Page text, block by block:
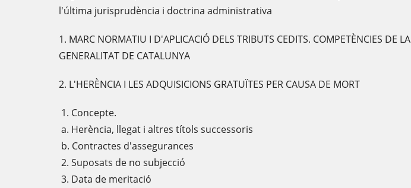
l'última jurisprudència i doctrina administrativa
1. MARC NORMATIU I D'APLICACIÓ DELS TRIBUTS CEDITS. COMPETÈNCIES DE LA
GENERALITAT DE CATALUNYA
2. L'HERÈNCIA I LES ADQUISICIONS GRATUÏTES PER CAUSA DE MORT
1. Concepte.
a. Herència, llegat i altres títols successoris
b. Contractes d'assegurances
2. Suposats de no subjecció
3. Data de meritació